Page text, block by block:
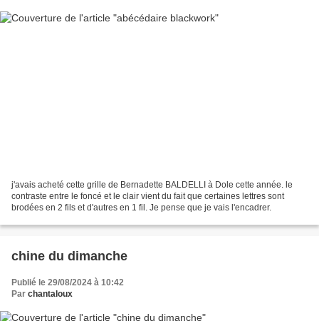
j'avais acheté cette grille de Bernadette BALDELLI à Dole cette année. le
contraste entre le foncé et le clair vient du fait que certaines lettres sont
brodées en 2 fils et d'autres en 1 fil. Je pense que je vais l'encadrer.
chine du dimanche
Publié le 29/08/2024 à 10:42
Par chantaloux